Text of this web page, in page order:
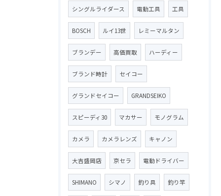
シングルライダース 電動工具 工具
BOSCH ルイ13世 レミーマルタン
ブランデー 高価買取 ハーディー
ブランド時計 セイコー
グランドセイコー GRANDSEIKO
スピーディ30 マカサー モノグラム
カメラ カメラレンズ キャノン
大吉盛岡店 京セラ 電動ドライバー
SHIMANO シマノ 釣り具 釣り竿